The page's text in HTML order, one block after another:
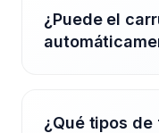
¿Puede el
¿Qué tipos